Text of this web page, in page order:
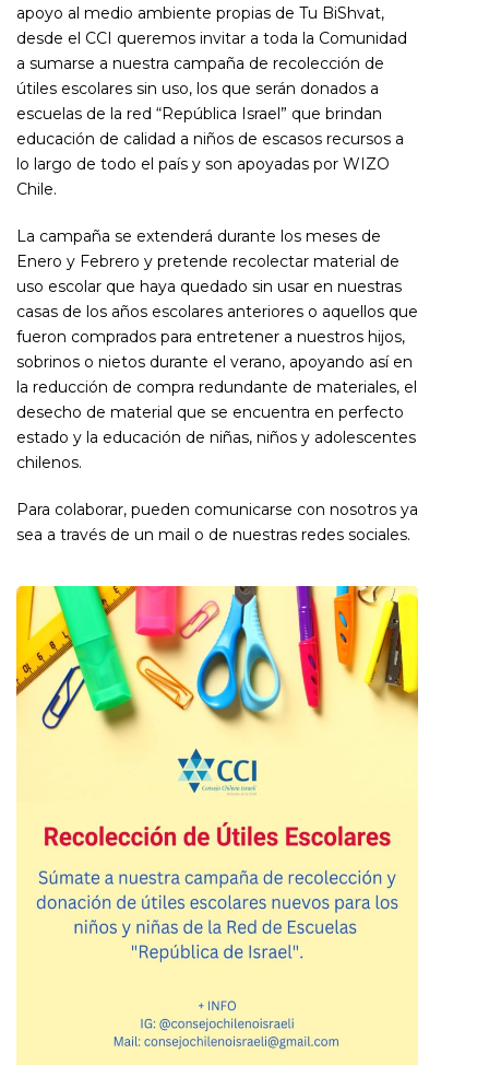
apoyo al medio ambiente propias de Tu BiShvat,
desde el CCI queremos invitar a toda la Comunidad
a sumarse a nuestra campaña de recolección de
útiles escolares sin uso, los que serán donados a
escuelas de la red “República Israel” que brindan
educación de calidad a niños de escasos recursos a
lo largo de todo el país y son apoyadas por WIZO
Chile.
La campaña se extenderá durante los meses de
Enero y Febrero y pretende recolectar material de
uso escolar que haya quedado sin usar en nuestras
casas de los años escolares anteriores o aquellos que
fueron comprados para entretener a nuestros hijos,
sobrinos o nietos durante el verano, apoyando así en
la reducción de compra redundante de materiales, el
desecho de material que se encuentra en perfecto
estado y la educación de niñas, niños y adolescentes
chilenos.
Para colaborar, pueden comunicarse con nosotros ya
sea a través de un mail o de nuestras redes sociales.